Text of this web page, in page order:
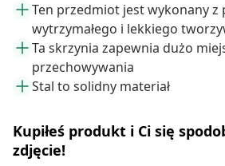
Ten przedmiot jest wykonany z
wytrzymałego i lekkiego
Ta skrzynia zapewnia dużo
przechowywania
Stal to solidny materiał
Kupiłeś produkt i Ci się
zdjęcie!